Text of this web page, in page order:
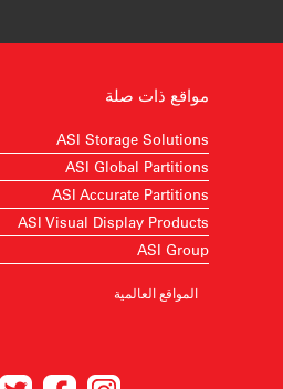
مواقع ذات صلة
ASI Storage Solutions
ASI Global Partitions
ASI Accurate Partitions
ASI Visual Display Products
ASI Group
المواقع العالمية